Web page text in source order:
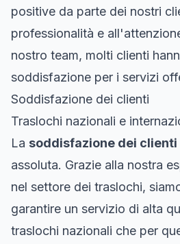
positive da parte dei nostri
professionalità e
nostro team, molti clienti
soddisfazione per i servizi
Soddisfazione dei clienti
Traslochi nazionali e
La soddisfazione dei clienti
assoluta. Grazie alla nostra
nel settore dei traslochi,
garantire un servizio di alta
traslochi nazionali che per